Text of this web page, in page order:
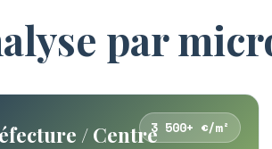
par
3 500+ €/m²
/ Centre